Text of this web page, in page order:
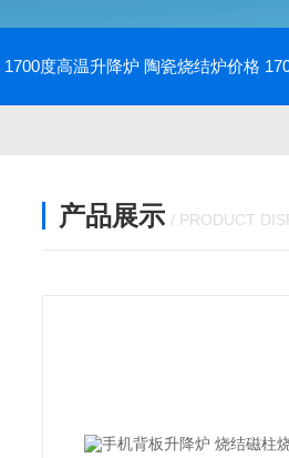
1700度高温升降炉 陶瓷烧结炉价格
产品展示 / PRODUCT